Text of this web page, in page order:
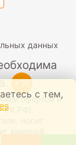
данных
+16
офертой и
ГК РФ).
носит
заменой
с тем,